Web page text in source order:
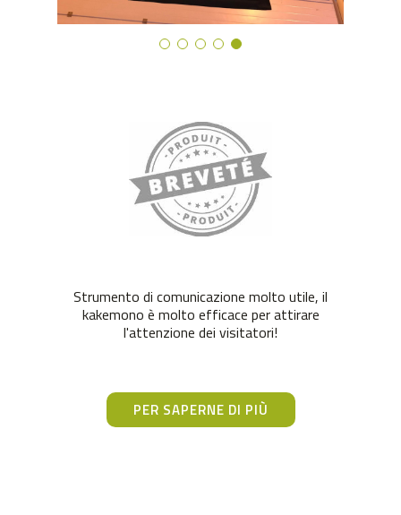
Strumento di comunicazione molto utile, il
kakemono è molto efficace per attirare
l'attenzione dei visitatori!
PER SAPERNE DI PIÙ